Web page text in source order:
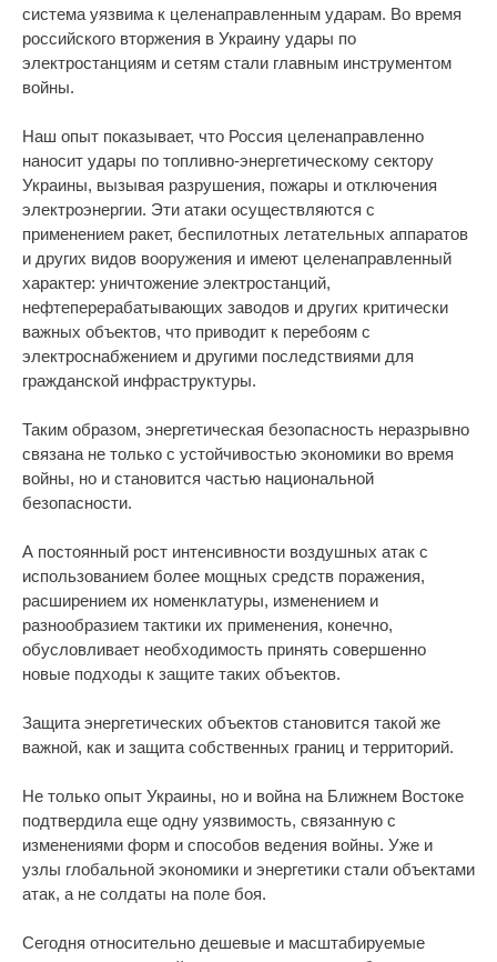
система уязвима к целенаправленным ударам. Во время
российского вторжения в Украину удары по
электростанциям и сетям стали главным инструментом
войны.
Наш опыт показывает, что Россия целенаправленно
наносит удары по топливно-энергетическому сектору
Украины, вызывая разрушения, пожары и отключения
электроэнергии. Эти атаки осуществляются с
применением ракет, беспилотных летательных аппаратов
и других видов вооружения и имеют целенаправленный
характер: уничтожение электростанций,
нефтеперерабатывающих заводов и других критически
важных объектов, что приводит к перебоям с
электроснабжением и другими последствиями для
гражданской инфраструктуры.
Таким образом, энергетическая безопасность неразрывно
связана не только с устойчивостью экономики во время
войны, но и становится частью национальной
безопасности.
А постоянный рост интенсивности воздушных атак с
использованием более мощных средств поражения,
расширением их номенклатуры, изменением и
разнообразием тактики их применения, конечно,
обусловливает необходимость принять совершенно
новые подходы к защите таких объектов.
Защита энергетических объектов становится такой же
важной, как и защита собственных границ и территорий.
Не только опыт Украины, но и война на Ближнем Востоке
подтвердила еще одну уязвимость, связанную с
изменениями форм и способов ведения войны. Уже и
узлы глобальной экономики и энергетики стали объектами
атак, а не солдаты на поле боя.
Сегодня относительно дешевые и масштабируемые